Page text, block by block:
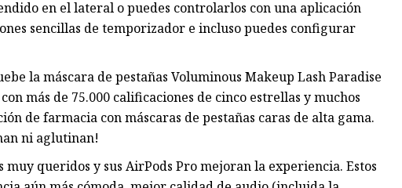
en el lateral o puedes controlarlos con una aplicación
sencillas de temporizador e incluso puedes configurar
la máscara de pestañas Voluminous Makeup Lash Paradise
más de 75.000 calificaciones de cinco estrellas y muchos
de farmacia con máscaras de pestañas caras de alta gama.
ni aglutinan!
queridos y sus AirPods Pro mejoran la experiencia. Estos